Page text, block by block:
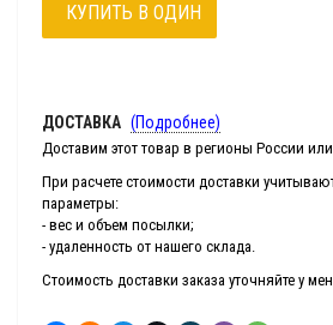
КУПИТЬ В ОДИН
ДОСТАВКА (Подробнее)
Доставим этот товар в регионы России
При расчете стоимости доставки
параметры:
- вес и объем посылки;
- удаленность от нашего склада.
Стоимость доставки заказа уточняйте у